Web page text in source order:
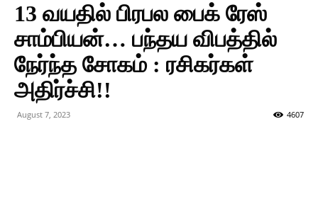
13 வயதில் பிரபல பைக் ரேஸ்
சாம்பியன்… பந்தய விபத்தில்
நேர்ந்த சோகம் : ரசிகர்கள்
அதிர்ச்சி!!
August 7, 2023 4607